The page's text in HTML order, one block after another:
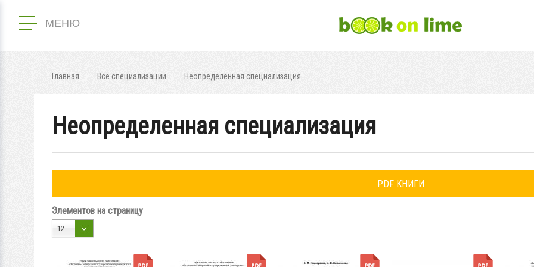
МЕНЮ
Главная Все специализации Неопределенная специализация
Неопределенная специализация
PDF КНИГИ
Элементов на страницу
12